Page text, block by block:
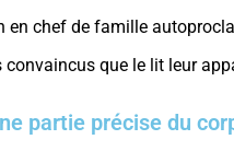
en chef de famille
que le lit leur
partie précise du